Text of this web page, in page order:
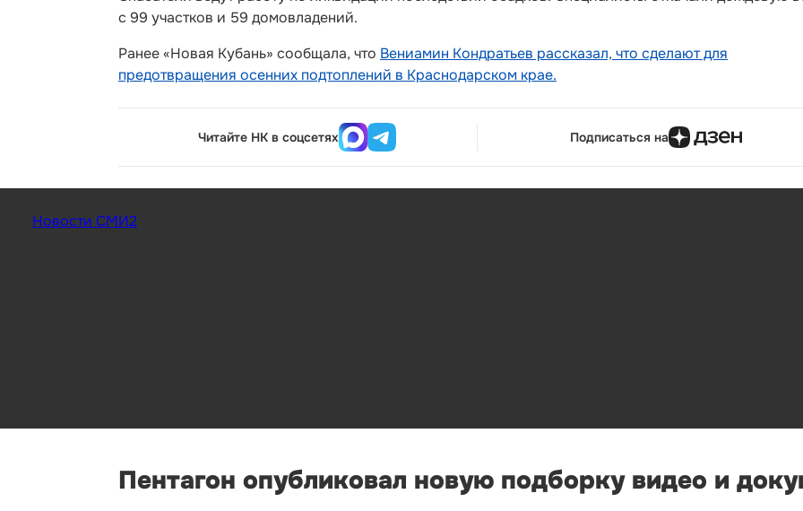
с 99 участков и 59 домовладений.
Ранее «Новая Кубань» сообщала, что Вениамин Кондратьев рассказал, что сделают для
предотвращения осенних подтоплений в Краснодарском крае.
Читайте НК в соцсетях Подписаться на
Новости СМИ2
Пентагон опубликовал новую подборку видео и